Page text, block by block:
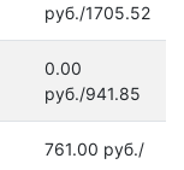
руб./1705.52
0.00
руб./941.85
761.00 руб./